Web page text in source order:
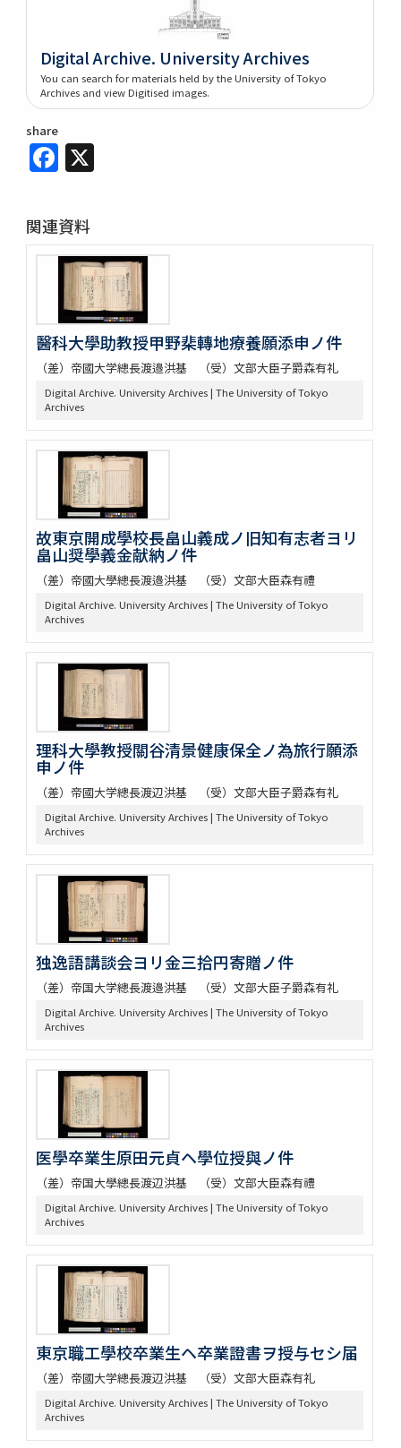
Digital Archive. University Archives
You can search for materials held by the University of Tokyo
Archives and view Digitised images.
share
Facebook
関連資料
醫科大學助教授甲野棐轉地療養願添申ノ件
（差）帝國大学總長渡邉洪基 （受）文部大臣子爵森有礼
Digital Archive. University Archives | The University of Tokyo
Archives
故東京開成學校長畠山義成ノ旧知有志者ヨリ
畠山奨學義金献納ノ件
（差）帝國大學總長渡邉洪基 （受）文部大臣森有禮
Digital Archive. University Archives | The University of Tokyo
Archives
理科大學教授關谷清景健康保全ノ為旅行願添
申ノ件
（差）帝國大学總長渡辺洪基 （受）文部大臣子爵森有礼
Digital Archive. University Archives | The University of Tokyo
Archives
独逸語講談会ヨリ金三拾円寄贈ノ件
（差）帝国大学總長渡邉洪基 （受）文部大臣子爵森有礼
Digital Archive. University Archives | The University of Tokyo
Archives
医學卒業生原田元貞ヘ學位授與ノ件
（差）帝国大學總長渡辺洪基 （受）文部大臣森有禮
Digital Archive. University Archives | The University of Tokyo
Archives
東京職工學校卒業生ヘ卒業證書ヲ授与セシ届
（差）帝國大学總長渡辺洪基 （受）文部大臣森有礼
Digital Archive. University Archives | The University of Tokyo
Archives